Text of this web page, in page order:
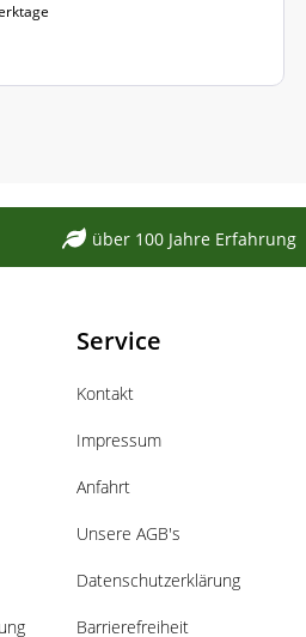
über 100 Jahre Erfahrung
Service
Kontakt
Impressum
Anfahrt
Unsere AGB's
Datenschutzerklärung
Barrierefreiheit